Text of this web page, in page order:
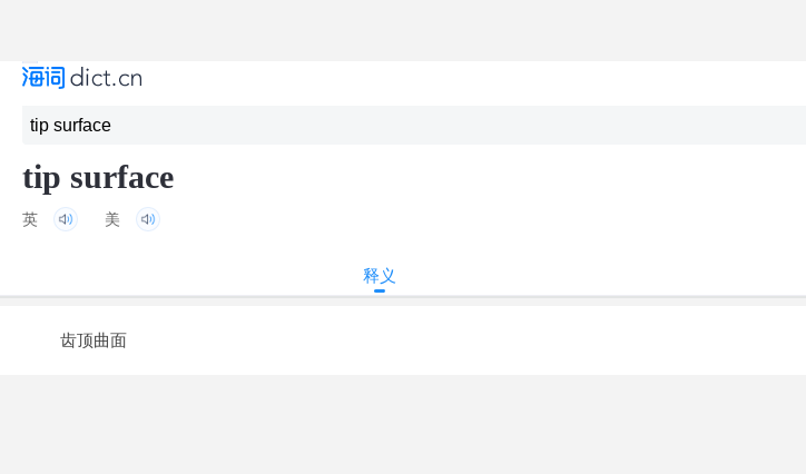
tip surface
英 美
释义
齿顶曲面